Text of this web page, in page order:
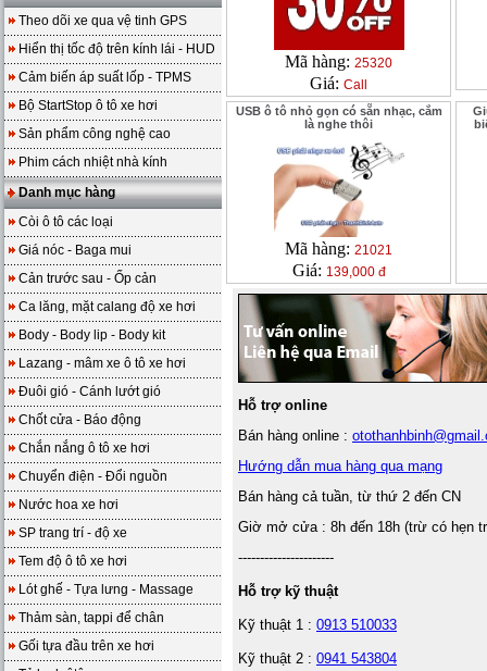
Theo dõi xe qua vệ tinh GPS
Hiển thị tốc độ trên kính lái - HUD
Cảm biến áp suất lốp - TPMS
Bộ StartStop ô tô xe hơi
Sản phẩm công nghệ cao
Phim cách nhiệt nhà kính
Danh mục hàng
Còi ô tô các loại
Giá nóc - Baga mui
Cản trước sau - Ốp cản
Ca lăng, mặt calang độ xe hơi
Body - Body lip - Body kit
Lazang - mâm xe ô tô xe hơi
Đuôi gió - Cánh lướt gió
Chốt cửa - Báo động
Chắn nắng ô tô xe hơi
Chuyển điện - Đổi nguồn
Nước hoa xe hơi
SP trang trí - độ xe
Tem độ ô tô xe hơi
Lót ghế - Tựa lưng - Massage
Thảm sàn, tappi để chân
Gối tựa đầu trên xe hơi
Mã hàng: 25320
Giá: Call
USB ô tô nhỏ gọn có sẵn nhạc, cắm
là nghe thôi
Mã hàng: 21021
Giá: 139,000 đ
Hỗ trợ online
Bán hàng online :
Hướng dẫn mua hàng qua mạng
Bán hàng cả tuần, từ thứ 2 đến CN
Giờ mở cửa : 8h đến 18h (trừ có hẹn
----------------------
Hỗ trợ kỹ thuật
Kỹ thuật 1 : 0913 510033
Kỹ thuật 2 : 0941 543804